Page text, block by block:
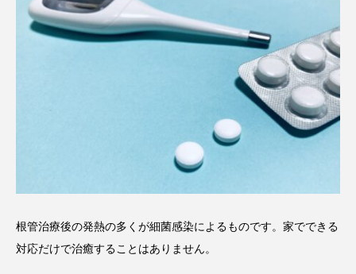
根管治療後の発熱の多くが細菌感染によるものです。家でできる
対応だけで治癒することはありません。